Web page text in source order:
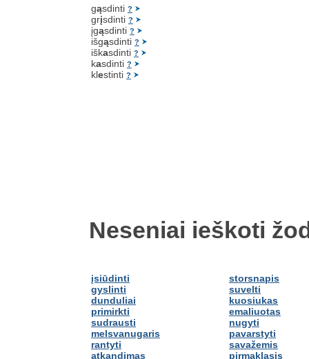
gąsdinti ?
grįsdinti ?
įgąsdinti ?
išgąsdinti ?
iškasdinti ?
kasdinti ?
klestinti ?
Neseniai ieškoti
įsiūdinti
gyslinti
dunduliai
primirkti
sudrausti
melsvanugaris
rantyti
atkandimas
storsnapis
suvelti
kuosiukas
emaliuotas
nugyti
pavarstyti
savažemis
pirmaklasis